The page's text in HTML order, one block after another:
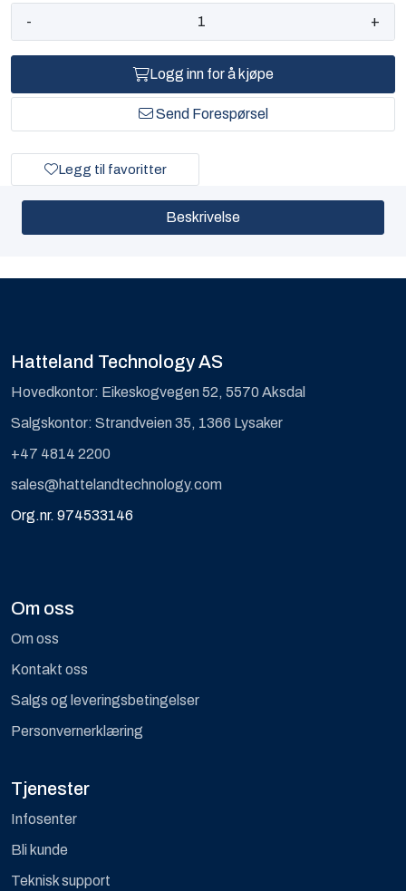
- +
Logg inn for å kjøpe
Send Forespørsel
Legg til favoritter
Beskrivelse
Hatteland Technology AS
Hovedkontor: Eikeskogvegen 52, 5570 Aksdal
Salgskontor: Strandveien 35, 1366 Lysaker
+47 4814 2200
sales@hattelandtechnology.com
Org.nr. 974533146
Om oss
Om oss
Kontakt oss
Salgs og leveringsbetingelser
Personvernerklæring
Tjenester
Infosenter
Bli kunde
Teknisk support